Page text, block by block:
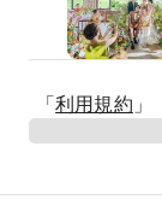
「利用規約 」